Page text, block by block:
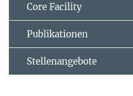
Core Facility
Publikationen
Stellenangebote